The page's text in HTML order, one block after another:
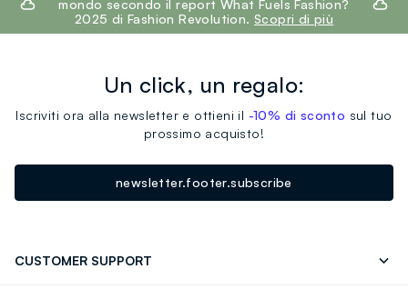
mondo secondo il report What Fuels Fashion?
2025 di Fashion Revolution. Scopri di più
Un click, un regalo:
Iscriviti ora alla newsletter e ottieni il -10% di sconto sul tuo
prossimo acquisto!
newsletter.footer.subscribe
CUSTOMER SUPPORT